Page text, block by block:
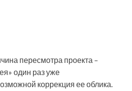
пересмотра проекта –
один раз уже
коррекция ее облика.